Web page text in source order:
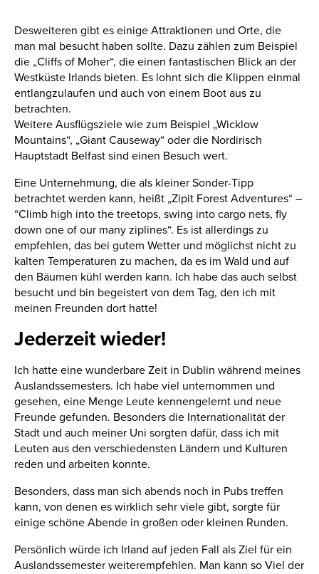
Desweiteren gibt es einige Attraktionen und Orte, die
man mal besucht haben sollte. Dazu zählen zum Beispiel
die „Cliffs of Moher“, die einen fantastischen Blick an der
Westküste Irlands bieten. Es lohnt sich die Klippen einmal
entlangzulaufen und auch von einem Boot aus zu
betrachten.
Weitere Ausflügsziele wie zum Beispiel „Wicklow
Mountains“, „Giant Causeway“ oder die Nordirisch
Hauptstadt Belfast sind einen Besuch wert.
Eine Unternehmung, die als kleiner Sonder-Tipp
betrachtet werden kann, heißt „Zipit Forest Adventures“ –
“Climb high into the treetops, swing into cargo nets, fly
down one of our many ziplines“. Es ist allerdings zu
empfehlen, das bei gutem Wetter und möglichst nicht zu
kalten Temperaturen zu machen, da es im Wald und auf
den Bäumen kühl werden kann. Ich habe das auch selbst
besucht und bin begeistert von dem Tag, den ich mit
meinen Freunden dort hatte!
Jederzeit wieder!
Ich hatte eine wunderbare Zeit in Dublin während meines
Auslandssemesters. Ich habe viel unternommen und
gesehen, eine Menge Leute kennengelernt und neue
Freunde gefunden. Besonders die Internationalität der
Stadt und auch meiner Uni sorgten dafür, dass ich mit
Leuten aus den verschiedensten Ländern und Kulturen
reden und arbeiten konnte.
Besonders, dass man sich abends noch in Pubs treffen
kann, von denen es wirklich sehr viele gibt, sorgte für
einige schöne Abende in großen oder kleinen Runden.
Persönlich würde ich Irland auf jeden Fall als Ziel für ein
Auslandssemester weiterempfehlen. Man kann so Viel der